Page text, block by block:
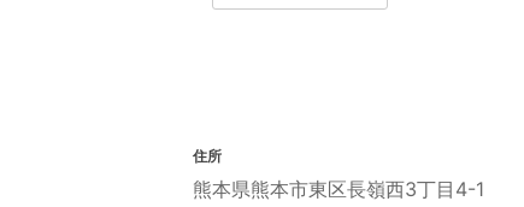
住所
熊本県熊本市東区長嶺西3丁目4-1